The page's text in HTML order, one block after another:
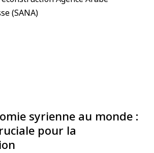
syrienne au monde :
pour la